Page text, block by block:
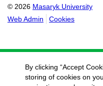
© 2026 Masaryk University
Web Admin
Cookies
By clicking “Accept
storing of cookies on